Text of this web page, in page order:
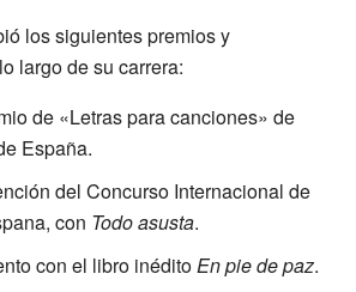
los siguientes premios y
largo de su carrera:
de «Letras para canciones» de
España.
del Concurso Internacional de
con Todo asusta.
con el libro inédito En pie de paz.